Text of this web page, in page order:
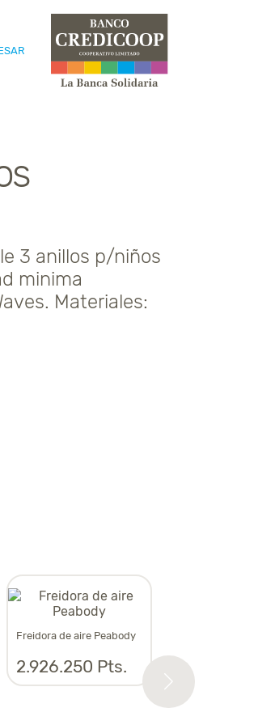
3 anillos p/niños
minima
Materiales:
Freidora de aire Peabody
2.926.250 Pts.